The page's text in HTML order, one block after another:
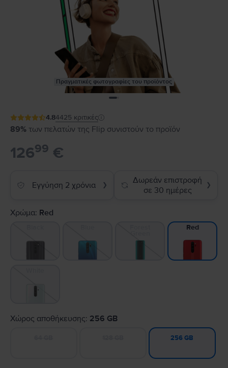
Πραγματικές φωτογραφίες του προϊόντος
4.84425 κριτικές
89% των πελατών της Flip συνιστούν το προϊόν
12699 €
Εγγύηση 2 χρόνια ❯
Δωρεάν επιστροφή
σε 30 ημέρες
❯
Χρώμα: Red
Red
Χώρος αποθήκευσης: 256 GB
256 GB